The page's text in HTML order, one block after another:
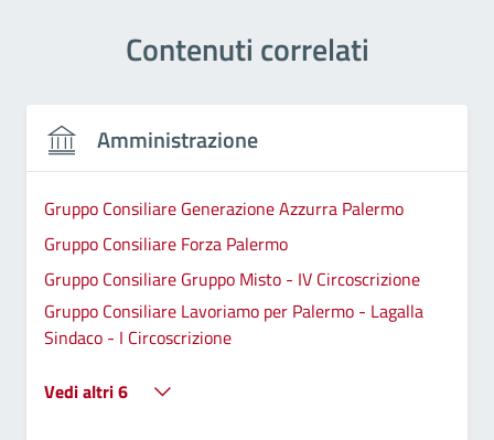
Contenuti correlati
Amministrazione
Gruppo Consiliare Generazione Azzurra Palermo
Gruppo Consiliare Forza Palermo
Gruppo Consiliare Gruppo Misto - IV Circoscrizione
Gruppo Consiliare Lavoriamo per Palermo - Lagalla
Sindaco - I Circoscrizione
Vedi altri 6